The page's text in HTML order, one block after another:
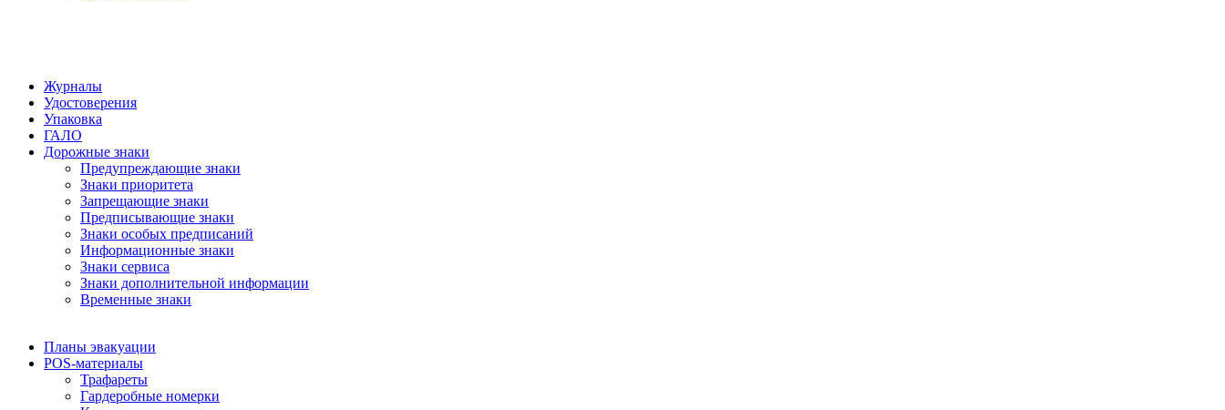
Журналы
Удостоверения
Упаковка
ГАЛО
Дорожные знаки
Предупреждающие знаки
Знаки приоритета
Запрещающие знаки
Предписывающие знаки
Знаки особых предписаний
Информационные знаки
Знаки сервиса
Знаки дополнительной информации
Временные знаки
Планы эвакуации
POS-материалы
Трафареты
Гардеробные номерки